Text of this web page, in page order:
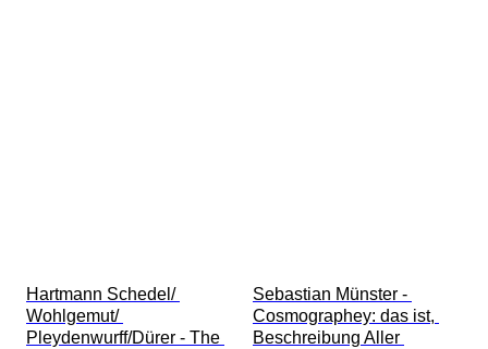
Hartmann Schedel/
Wohlgemut/
Pleydenwurff/Dürer - The
Sebastian Münster -
Cosmographey: das ist,
Beschreibung Aller